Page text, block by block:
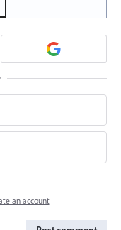
an account